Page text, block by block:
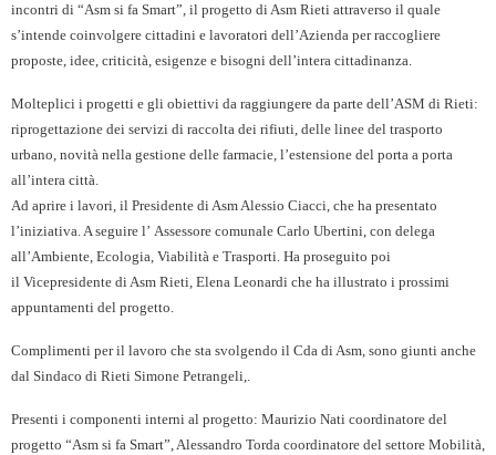
incontri di “Asm si fa Smart”, il progetto di Asm Rieti attraverso il quale
s’intende coinvolgere cittadini e lavoratori dell’Azienda per raccogliere
proposte, idee, criticità, esigenze e bisogni dell’intera cittadinanza.
Molteplici i progetti e gli obiettivi da raggiungere da parte dell’ASM di Rieti:
riprogettazione dei servizi di raccolta dei rifiuti, delle linee del trasporto
urbano, novità nella gestione delle farmacie, l’estensione del porta a porta
all’intera città.
Ad aprire i lavori, il Presidente di Asm Alessio Ciacci, che ha presentato
l’iniziativa. A seguire l’ Assessore comunale Carlo Ubertini, con delega
all’Ambiente, Ecologia, Viabilità e Trasporti. Ha proseguito poi
il Vicepresidente di Asm Rieti, Elena Leonardi che ha illustrato i prossimi
appuntamenti del progetto.
Complimenti per il lavoro che sta svolgendo il Cda di Asm, sono giunti anche
dal Sindaco di Rieti Simone Petrangeli,.
Presenti i componenti interni al progetto: Maurizio Nati coordinatore del
progetto “Asm si fa Smart”, Alessandro Torda coordinatore del settore Mobilità,